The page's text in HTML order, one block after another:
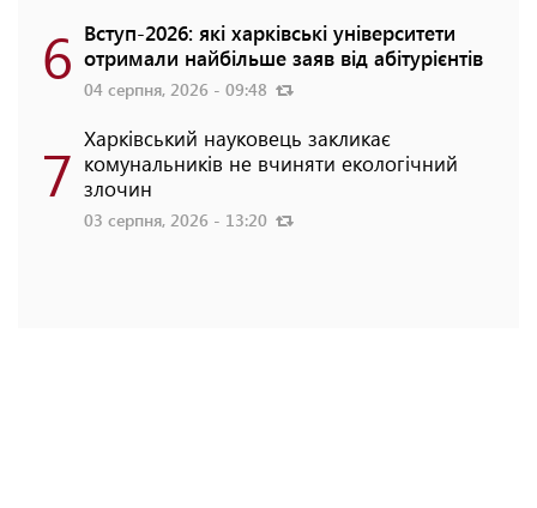
6 Вступ-2026: які харківські університети
отримали найбільше заяв від абітурієнтів
04 серпня, 2026 - 09:48
7 Харківський науковець закликає
комунальників не вчиняти екологічний
злочин
03 серпня, 2026 - 13:20